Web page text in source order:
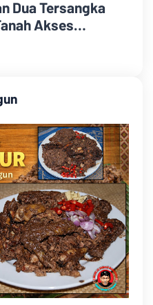
Dua Tersangka
Akses
Ke Penuntut